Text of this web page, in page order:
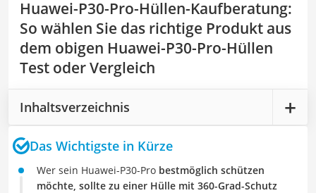
Huawei-P30-Pro-Hüllen-Kaufberatung:
So wählen Sie das richtige Produkt aus
dem obigen Huawei-P30-Pro-Hüllen
Test oder Vergleich
Inhaltsverzeichnis
Das Wichtigste in Kürze
Wer sein Huawei-P30-Pro bestmöglich schützen
möchte, sollte zu einer Hülle mit 360-Grad-Schutz